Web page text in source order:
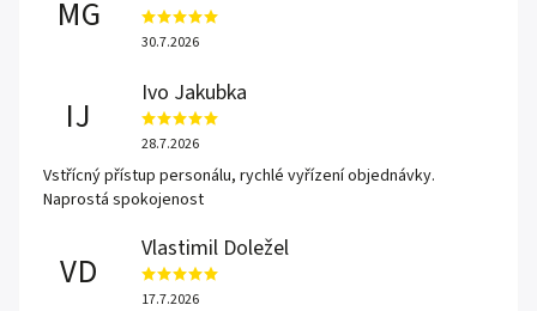
MG
30.7.2026
IJ
Ivo Jakubka
28.7.2026
Vstřícný přístup personálu, rychlé vyřízení objednávky.
Naprostá spokojenost
VD
Vlastimil Doležel
17.7.2026